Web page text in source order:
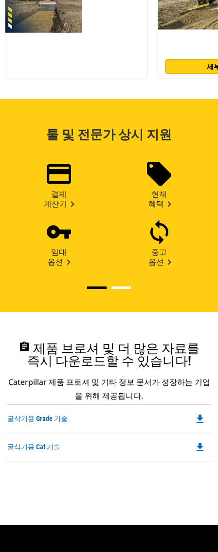
세
툴 및 전문가 상시 지원
결제
계산기
현재
혜택
임대
옵션
중고
옵션
assignment 제품 브로셔 및 더 많은 자료를
즉시 다운로드할 수 있습니다!
Caterpillar 제품 프로셔 및 기타 정보 문서가 성장하는 기업
을 위해 제공됩니다.
굴삭기용 Grade 기술
a
file_download
굴삭기용 Cat 기술 file_download